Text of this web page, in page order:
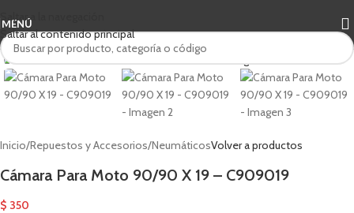
Saltar a la navegación
Saltar al contenido principal
MENÚ
Haga clic para ampliar
Inicio/Repuestos y Accesorios/NeumáticosVolver a productos
Cámara Para Moto 90/90 X 19 – C909019
$ 350